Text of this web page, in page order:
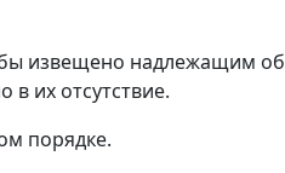
извещено надлежащим
в их отсутствие.
порядке.